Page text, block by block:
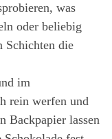
was
oder beliebig
Schichten die
im
rein werfen und
Backpapier lassen